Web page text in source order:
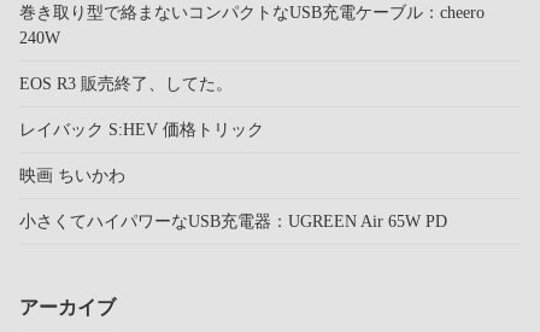
巻き取り型で絡まないコンパクトなUSB充電ケーブル：cheero
240W
EOS R3 販売終了、してた。
レイバック S:HEV 価格トリック
映画 ちいかわ
小さくてハイパワーなUSB充電器：UGREEN Air 65W PD
アーカイブ